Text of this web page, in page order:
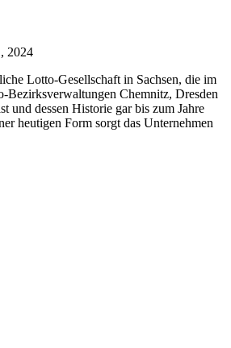
2024
Lotto-Gesellschaft in Sachsen, die im
Bezirksverwaltungen Chemnitz, Dresden
und dessen Historie gar bis zum Jahre
heutigen Form sorgt das Unternehmen